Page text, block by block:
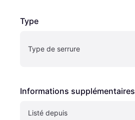
Type
Type de serrure
Informations supplémentaires
Listé depuis